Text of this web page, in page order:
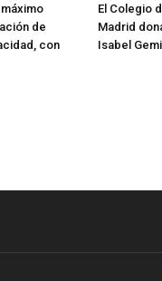
de
con
El Colegio
Madrid
Isabel